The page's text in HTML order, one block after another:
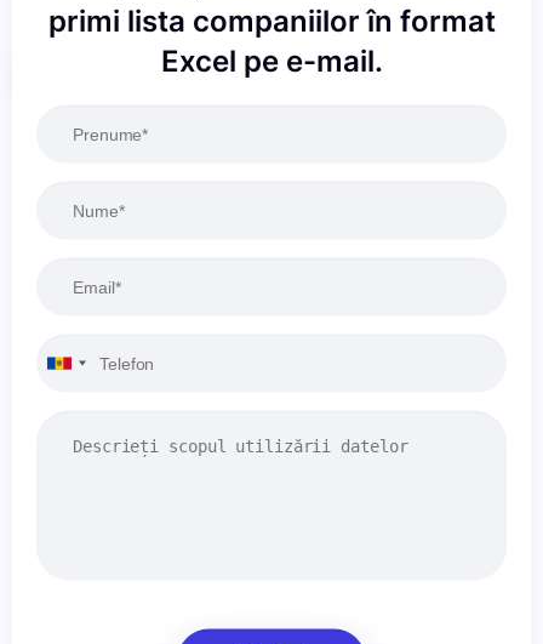
Aplicați
primi lista companiilor în format
Excel pe e-mail.